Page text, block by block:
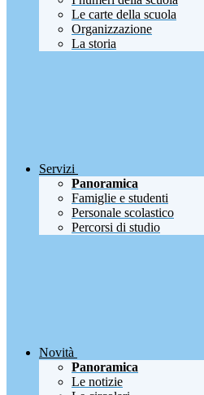
Le carte della scuola
Organizzazione
La storia
Servizi
Panoramica
Famiglie e studenti
Personale scolastico
Percorsi di studio
Novità
Panoramica
Le notizie